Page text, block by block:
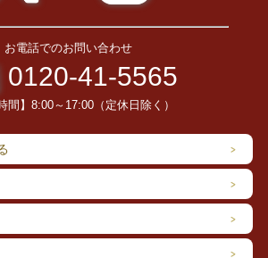
お電話でのお問い合わせ
0120-41-5565
間】8:00～17:00（定休日除く）